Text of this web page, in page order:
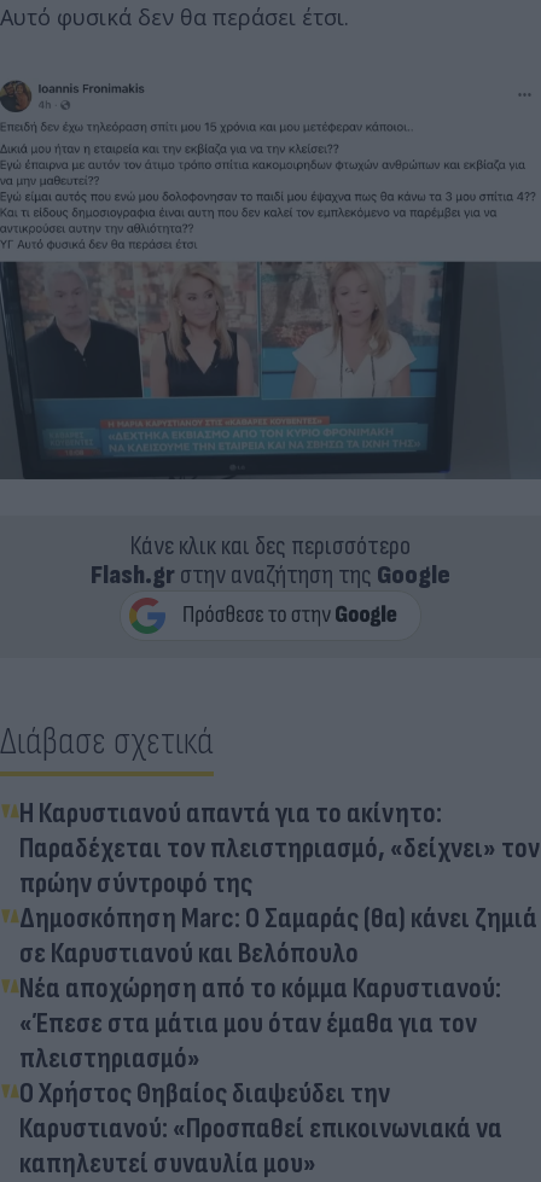
Αυτό φυσικά δεν θα περάσει έτσι.
Κάνε κλικ και δες περισσότερο
Flash.grστην αναζήτηση της Google
Διάβασε σχετικά
Η Καρυστιανού απαντά για το ακίνητο:
Παραδέχεται τον πλειστηριασμό, «δείχνει» τον
πρώην σύντροφό της
Δημοσκόπηση Marc: Ο Σαμαράς (θα) κάνει ζημιά
σε Καρυστιανού και Βελόπουλο
Νέα αποχώρηση από το κόμμα Καρυστιανού:
«Έπεσε στα μάτια μου όταν έμαθα για τον
πλειστηριασμό»
Ο Χρήστος Θηβαίος διαψεύδει την
Καρυστιανού: «Προσπαθεί επικοινωνιακά να
καπηλευτεί συναυλία μου»